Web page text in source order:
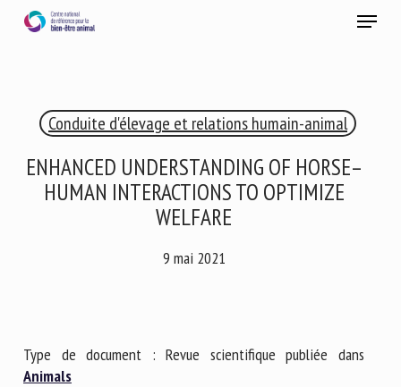
Menu
Conduite d'élevage et relations humain-animal
ENHANCED UNDERSTANDING OF HORSE–
HUMAN INTERACTIONS TO OPTIMIZE
WELFARE
9 mai 2021
Type de document : Revue scientifique publiée dans
Animals
RECEVEZ CHAQUE MOIS GRATUITEMENT
ANIMAL
notre newsletter :